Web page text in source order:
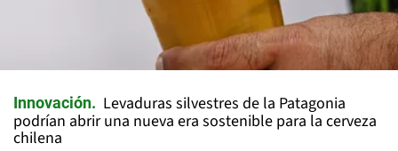
Innovación
Levaduras silvestres de la Patagonia
podrían abrir una nueva era sostenible para la cerveza
chilena